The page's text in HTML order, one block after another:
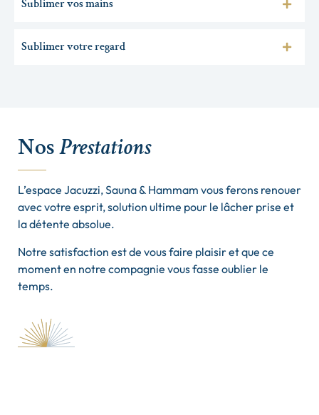
Sublimer vos mains
Sublimer votre regard
NosPrestations
L’espace Jacuzzi, Sauna & Hammam vous ferons renouer
avec votre esprit, solution ultime pour le lâcher prise et
la détente absolue.
Notre satisfaction est de vous faire plaisir et que ce
moment en notre compagnie vous fasse oublier le
temps.